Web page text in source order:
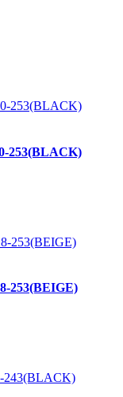
253(BLACK)
253(BEIGE)